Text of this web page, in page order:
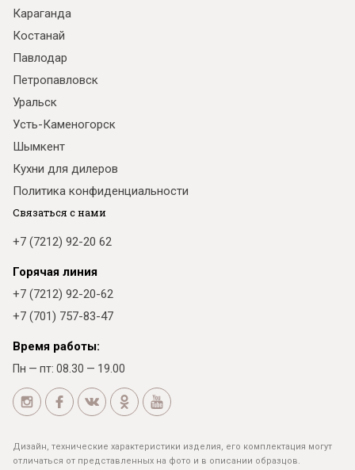
Караганда
Костанай
Павлодар
Петропавловск
Уральск
Усть-Каменогорск
Шымкент
Кухни для дилеров
Политика конфиденциальности
Связаться с нами
+7 (7212) 92-20 62
Горячая линия
+7 (7212) 92-20-62
+7 (701) 757-83-47
Время работы:
Пн — пт: 08.30 — 19.00
Дизайн, технические характеристики изделия, его комплектация могут
отличаться от представленных на фото и в описании образцов.